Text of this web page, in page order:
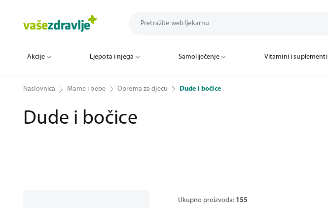
Akcije Ljepota i njega Samoliječenje Vitamini i suplementi
Naslovnica Mame i bebe Oprema za djecu Dude i bočice
Dude i bočice
Ukupno proizvoda: 155